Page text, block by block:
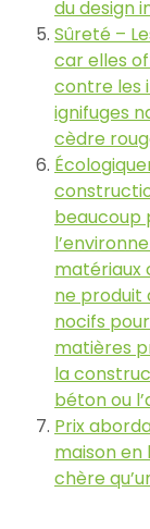
du design
Sûreté –
car elles
contre les
ignifuges
cèdre
beaucoup
matériaux
ne produit
nocifs
matières
la
béton ou
Prix
maison
chère